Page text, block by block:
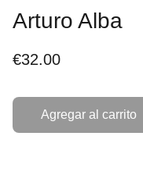
Arturo Alba
€32.00
Agregar al carrito